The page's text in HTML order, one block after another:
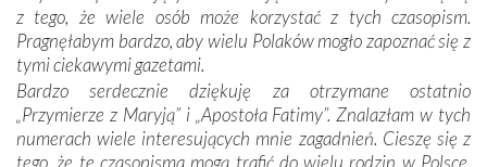
konieczności ciągłego zabiegania o własną duszę i o łaskę
Opatrzności. Wierność przynosi pomyślność –
przynajmniej w życiu duchowym. Odstępstwo owocuje
nieszczęściem i śmiercią. Te uniwersalne prawdy
przychodziły na myśl, gdy słuchaliśmy opowieści
przewodników o portugalskich monarchach i wodzach,
z tego, że wiele osób może korzystać z tych czasopism.
Pragnęłabym bardzo, aby wielu Polaków mogło zapoznać się z
tymi ciekawymi gazetami.
Bardzo serdecznie dziękuję za otrzymane ostatnio
„Przymierze z Maryją” i „Apostoła Fatimy”. Znalazłam w tych
numerach wiele interesujących mnie zagadnień. Cieszę się z
tego, że te czasopisma mogą trafić do wielu rodzin w Polsce.